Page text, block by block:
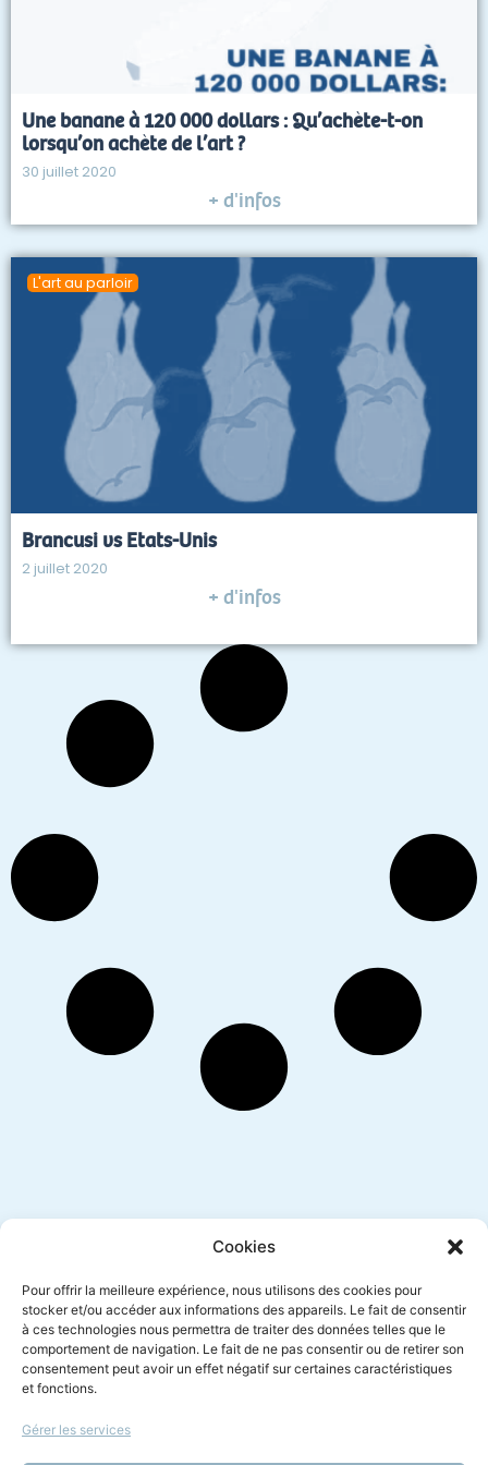
Cookies
Pour offrir la meilleure expérience, nous utilisons des cookies pour
stocker et/ou accéder aux informations des appareils. Le fait de consentir
à ces technologies nous permettra de traiter des données telles que le
comportement de navigation. Le fait de ne pas consentir ou de retirer son
consentement peut avoir un effet négatif sur certaines caractéristiques
et fonctions.
Gérer les services
Une banane à 120 000 dollars : Qu’achète-t-on
lorsqu’on achète de l’art ?
30 juillet 2020
+ d'infos
L'art au parloir
Brancusi vs Etats-Unis
2 juillet 2020
+ d'infos
Inscription newsletter
Envoyer
Le droit à l'écoute